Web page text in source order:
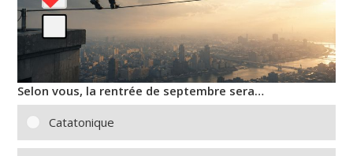
Selon vous, la rentrée de septembre sera…
Catatonique